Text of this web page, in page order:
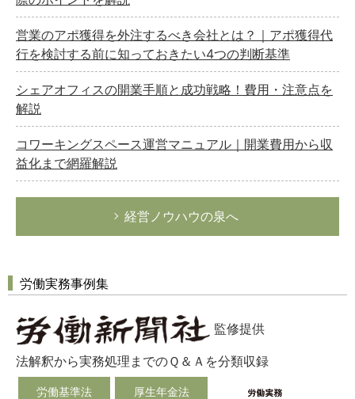
どのカテゴリーに投稿しますか？
選択してください
労務管理
税務経理
経営の知恵
総務の給湯室
次へ
営業のアポ獲得を外注するべき会社とは？｜アポ獲得代
行を検討する前に知っておきたい4つの判断基準
シェアオフィスの開業手順と成功戦略！費用・注意点を
解説
コワーキングスペース運営マニュアル｜開業費用から収
益化まで網羅解説
経営ノウハウの泉へ
労働実務事例集
監修提供
法解釈から実務処理までのＱ＆Ａを分類収録
労働基準法 厚生年金法